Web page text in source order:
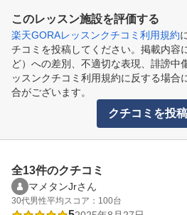
このレッスン施設を評価する
楽天GORAレッスンクチコミ利用規約
チコミを投稿してください。掲載内容
ど）への差別、不適切な表現、誹謗中
ッスンクチコミ利用規約に反する場合
合がございます。
クチコミを投
全13件のクチコミ
マメタンJrさん
30代男性平均スコア：100台